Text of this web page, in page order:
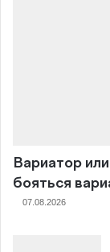
Вариатор
бояться
07.08.2026